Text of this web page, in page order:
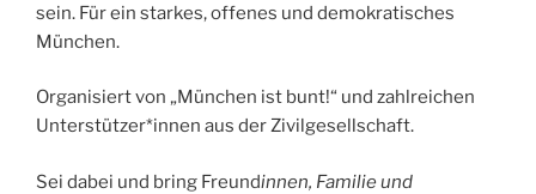
sein. Für ein starkes, offenes und demokratisches
München.
Organisiert von „München ist bunt!“ und zahlreichen
Unterstützer*innen aus der Zivilgesellschaft.
Sei dabei und bring Freundinnen, Familie und